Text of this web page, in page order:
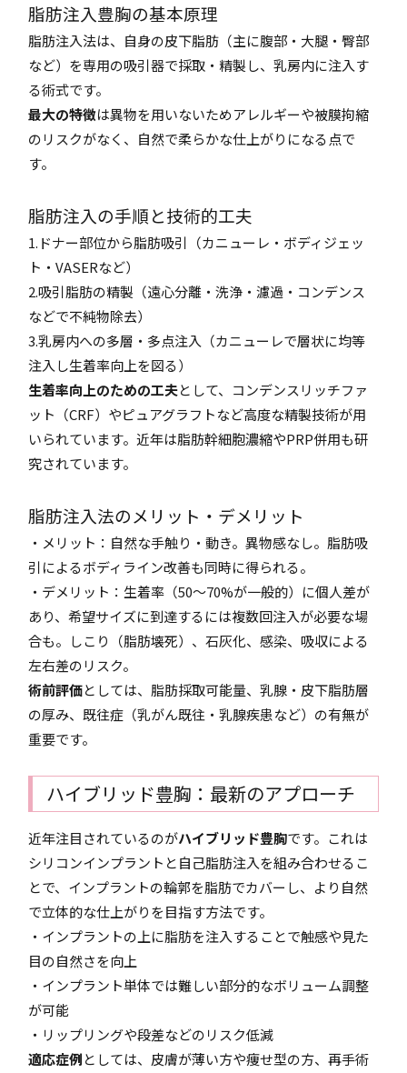
脂肪注入豊胸の基本原理
脂肪注入法は、自身の皮下脂肪（主に腹部・大腿・臀部
など）を専用の吸引器で採取・精製し、乳房内に注入す
る術式です。
最大の特徴は異物を用いないためアレルギーや被膜拘縮
のリスクがなく、自然で柔らかな仕上がりになる点で
す。
脂肪注入の手順と技術的工夫
1.ドナー部位から脂肪吸引（カニューレ・ボディジェッ
ト・VASERなど）
2.吸引脂肪の精製（遠心分離・洗浄・濾過・コンデンス
などで不純物除去）
3.乳房内への多層・多点注入（カニューレで層状に均等
注入し生着率向上を図る）
生着率向上のための工夫として、コンデンスリッチファ
ット（CRF）やピュアグラフトなど高度な精製技術が用
いられています。近年は脂肪幹細胞濃縮やPRP併用も研
究されています。
脂肪注入法のメリット・デメリット
・メリット：自然な手触り・動き。異物感なし。脂肪吸
引によるボディライン改善も同時に得られる。
・デメリット：生着率（50～70%が一般的）に個人差が
あり、希望サイズに到達するには複数回注入が必要な場
合も。しこり（脂肪壊死）、石灰化、感染、吸収による
左右差のリスク。
術前評価としては、脂肪採取可能量、乳腺・皮下脂肪層
の厚み、既往症（乳がん既往・乳腺疾患など）の有無が
重要です。
ハイブリッド豊胸：最新のアプローチ
近年注目されているのがハイブリッド豊胸です。これは
シリコンインプラントと自己脂肪注入を組み合わせるこ
とで、インプラントの輪郭を脂肪でカバーし、より自然
で立体的な仕上がりを目指す方法です。
・インプラントの上に脂肪を注入することで触感や見た
目の自然さを向上
・インプラント単体では難しい部分的なボリューム調整
が可能
・リップリングや段差などのリスク低減
適応症例としては、皮膚が薄い方や痩せ型の方、再手術